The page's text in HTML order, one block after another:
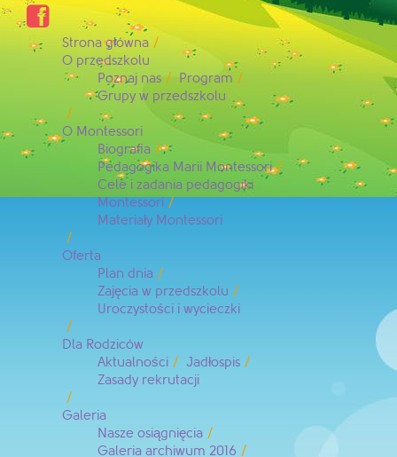

Strona główna
O przedszkolu
Poznaj nas
Program
Grupy w przedszkolu
O Montessori
Biografia
Pedagogika Marii Montessori
Cele i zadania pedagogiki
Montessori
Materiały Montessori
Oferta
Plan dnia
Zajęcia w przedszkolu
Uroczystości i wycieczki
Dla Rodziców
Aktualności
Jadłospis
Zasady rekrutacji
Galeria
Nasze osiągnięcia
Galeria archiwum 2016